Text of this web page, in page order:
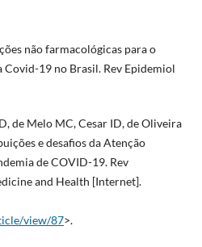
não farmacológicas para o
19 no Brasil. Rev Epidemiol
de Melo MC, Cesar ID, de Oliveira
e desafios da Atenção
de COVID-19. Rev
and Health [Internet].
view/87>.